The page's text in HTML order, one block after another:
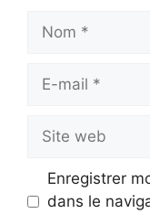
Nom
Site
web
Enregistrer
dans le